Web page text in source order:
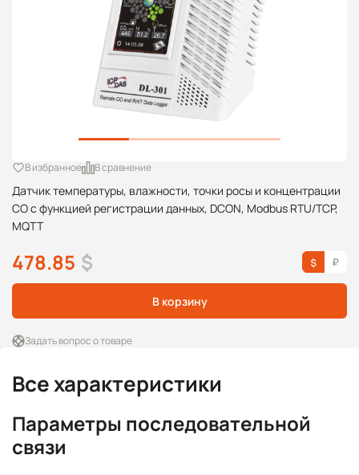
Датчик температуры, влажности, точки росы и концентрации
CO с функцией регистрации данных, DCON, Modbus RTU/TCP,
MQTT
В избранное В сравнение
478.85 $
В корзину
Задать вопрос о товаре
Все характеристики
Параметры последовательной
связи